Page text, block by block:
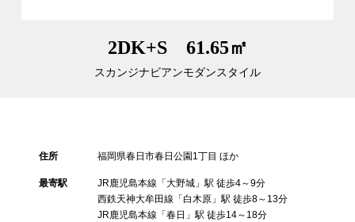
2DK+S 61.65㎡
スカンジナビアンモダンスタイル
住所 福岡県春日市春日公園1丁目 ほか
最寄駅
JR鹿児島本線「大野城」駅 徒歩4～9分
西鉄天神大牟田線「白木原」駅 徒歩8～13分
JR鹿児島本線「春日」駅 徒歩14～18分